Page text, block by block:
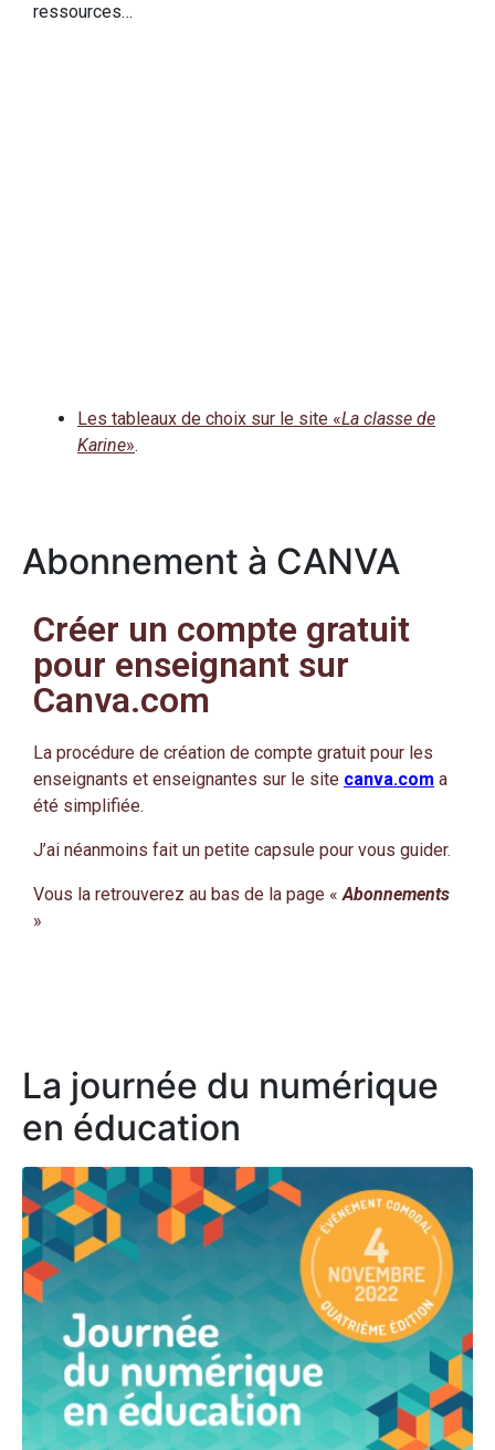
ressources…
Les tableaux de choix sur le site «La classe de
Karine».
Abonnement à CANVA
Créer un compte gratuit
pour enseignant sur
Canva.com
La procédure de création de compte gratuit pour les
enseignants et enseignantes sur le site canva.com a
été simplifiée.
J’ai néanmoins fait un petite capsule pour vous guider.
Vous la retrouverez au bas de la page « Abonnements
»
La journée du numérique
en éducation